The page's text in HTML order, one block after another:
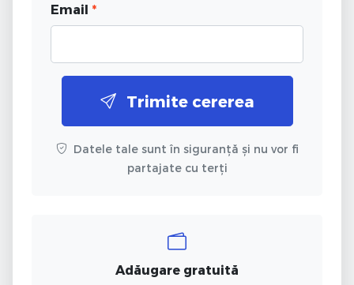
Email *
Trimite cererea
Datele tale sunt în siguranță și nu vor fi
partajate cu terți
Adăugare gratuită